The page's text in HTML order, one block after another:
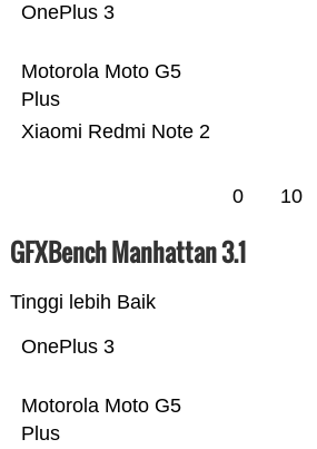
Xiaomi Redmi Note 2
Motorola Moto G5
Plus
OnePlus 3
0 10
GFXBench Manhattan 3.1
Tinggi lebih Baik
Motorola Moto G5
Plus
OnePlus 3